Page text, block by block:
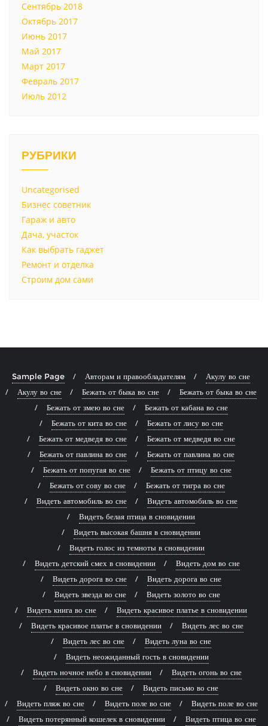
Сентябрь 2018
Октябрь 2017
Июнь 2017
Май 2017
Март 2017
Февраль 2017
Июль 2012
РУБРИКИ
Uncategorised
Бизнес советник
Гараж и авто
Дача, участок
Как выбрать гаджет
Ремонт и отделка
Строим дом сами
Sample Page Авторам и правообладателям
Акулу во сне
Акулу во сне
Бежать от быка во сне
Бежать от быка во сне
Бежать от змею во сне
Бежать от кабана во сне
Бежать от кита во сне
Бежать от лису во сне
Бежать от медведя во сне
Бежать от медведя во сне
Бежать от павлина во сне
Бежать от павлина во сне
Бежать от попугая во сне
Бежать от птицу во сне
Бежать от сову во сне
Бежать от тигра во сне
Видеть автомобиль во сне
Видеть автомобиль во сне
Видеть белая птица в сновидении
Видеть высокая башня в сновидении
Видеть голос из темноты в сновидении
Видеть детский смех в сновидении
Видеть дом во сне
Видеть дорога во сне
Видеть дорога во сне
Видеть звезда во сне
Видеть золото во сне
Видеть книга во сне
Видеть красивое платье в сновидении
Видеть красивое платье в сновидении
Видеть лес во сне
Видеть лес во сне
Видеть луна во сне
Видеть неожиданный гость в сновидении
Видеть ночное небо в сновидении
Видеть огонь во сне
Видеть окно во сне
Видеть письмо во сне
Видеть пляж во сне
Видеть поле во сне
Видеть поле во сне
Видеть потерянный кошелек в сновидении
Видеть птица во сне